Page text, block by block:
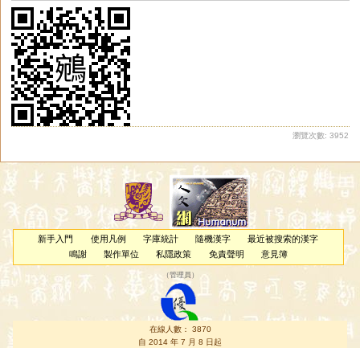
瀏覽次數: 3952
新手入門 使用凡例 字庫統計 隨機漢字
最近被搜索的漢字
鳴謝
製作單位 私隱政策 免責聲明 意見簿
（管理員 ）
在線人數： 3870
自 2014 年 7 月 8 日起